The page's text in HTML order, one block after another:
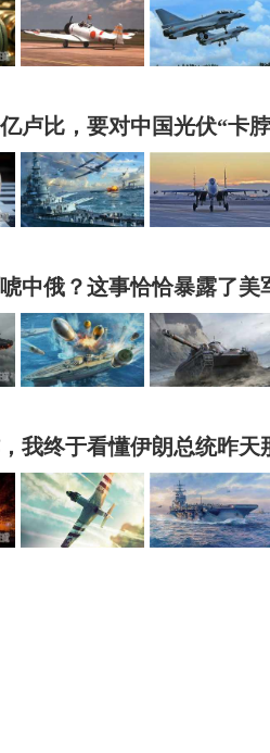
卢比，要对中国光伏“卡
中俄？这事恰恰暴露了美
我终于看懂伊朗总统昨天